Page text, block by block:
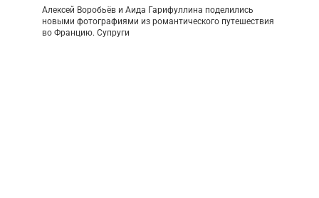
Алексей Воробьёв и Аида Гарифуллина поделились
новыми фотографиями из романтического путешествия
во Францию. Супруги